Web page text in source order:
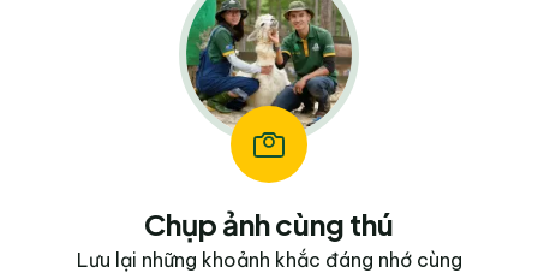
Chụp ảnh cùng thú
Lưu lại những khoảnh khắc đáng nhớ cùng